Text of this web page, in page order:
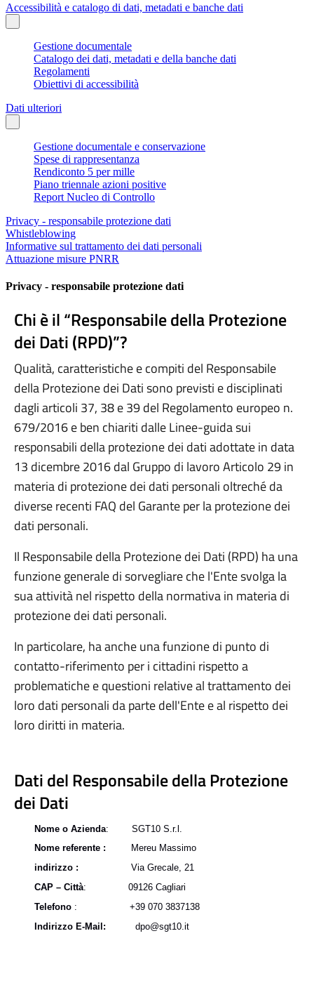
Accessibilità e catalogo di dati, metadati e banche dati
Gestione documentale
Catalogo dei dati, metadati e della banche dati
Regolamenti
Obiettivi di accessibilità
Dati ulteriori
Gestione documentale e conservazione
Spese di rappresentanza
Rendiconto 5 per mille
Piano triennale azioni positive
Report Nucleo di Controllo
Privacy - responsabile protezione dati
Whistleblowing
Informative sul trattamento dei dati personali
Attuazione misure PNRR
Privacy - responsabile protezione dati
Chi è il “Responsabile della Protezione
dei Dati (RPD)”?
Qualità, caratteristiche e compiti del Responsabile
della Protezione dei Dati sono previsti e disciplinati
dagli articoli 37, 38 e 39 del Regolamento europeo n.
679/2016 e ben chiariti dalle Linee-guida sui
responsabili della protezione dei dati adottate in data
13 dicembre 2016 dal Gruppo di lavoro Articolo 29 in
materia di protezione dei dati personali oltreché da
diverse recenti FAQ del Garante per la protezione dei
dati personali.
Il Responsabile della Protezione dei Dati (RPD) ha una
funzione generale di sorvegliare che l'Ente svolga la
sua attività nel rispetto della normativa in materia di
protezione dei dati personali.
In particolare, ha anche una funzione di punto di
contatto-riferimento per i cittadini rispetto a
problematiche e questioni relative al trattamento dei
loro dati personali da parte dell'Ente e al rispetto dei
loro diritti in materia.
Dati del Responsabile della Protezione
dei Dati
Nome o Azienda: SGT10 S.r.l.
Nome referente : Mereu Massimo
indirizzo : Via Grecale, 21
CAP – Città: 09126 Cagliari
Telefono : +39 070 3837138
Indirizzo E-Mail: dpo@sgt10.it